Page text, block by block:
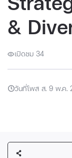
&
เปิดชม 34
วันที่โพส ส. 9 พ.ค.